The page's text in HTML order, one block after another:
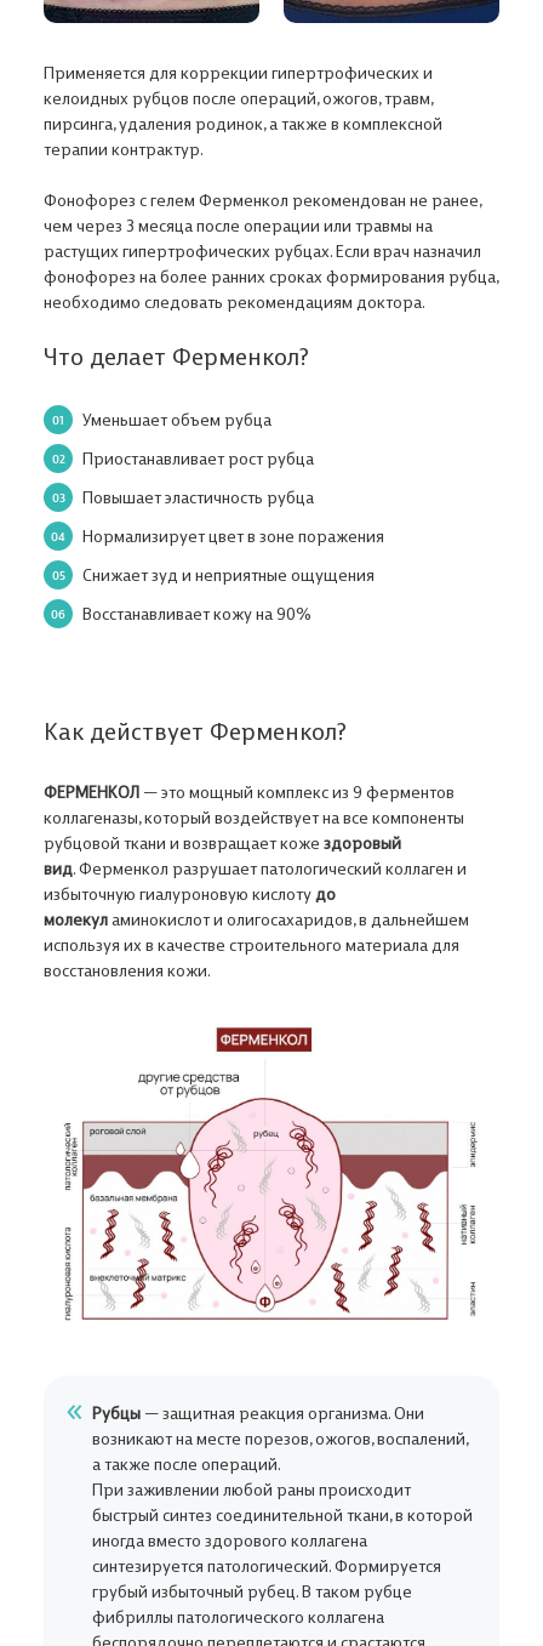
Применяется для коррекции гипертрофических и
келоидных рубцов после операций, ожогов, травм,
пирсинга, удаления родинок, а также в комплексной
терапии контрактур.
Фонофорез с гелем Ферменкол рекомендован не ранее,
чем через 3 месяца после операции или травмы на
растущих гипертрофических рубцах. Если врач назначил
фонофорез на более ранних сроках формирования рубца,
необходимо следовать рекомендациям доктора.
Что делает Ферменкол?
Уменьшает объем рубца
Приостанавливает рост рубца
Повышает эластичность рубца
Нормализирует цвет в зоне поражения
Снижает зуд и неприятные ощущения
Восстанавливает кожу на 90%
Как действует Ферменкол?
ФЕРМЕНКОЛ — это мощный комплекс из 9 ферментов
коллагеназы, который воздействует на все компоненты
рубцовой ткани и возвращает коже здоровый
вид. Ферменкол разрушает патологический коллаген и
избыточную гиалуроновую кислоту до
молекуламинокислот и олигосахаридов, в дальнейшем
используя их в качестве строительного материала для
восстановления кожи.
Рубцы — защитная реакция организма. Они
возникают на месте порезов, ожогов, воспалений,
а также после операций.
При заживлении любой раны происходит
быстрый синтез соединительной ткани, в которой
иногда вместо здорового коллагена
синтезируется патологический. Формируется
грубый избыточный рубец. В таком рубце
фибриллы патологического коллагена
Авторизация
Введите номер мобильного телефона, чтобы войти либо
Адрес доставки
В корзине ничего нет
Откройте Каталог, чтобы выбрать нужный товар,
или авторизуйтесь на сайте,если вы уже ранее добавляли товар в
Корзину
В КАТАЛОГ